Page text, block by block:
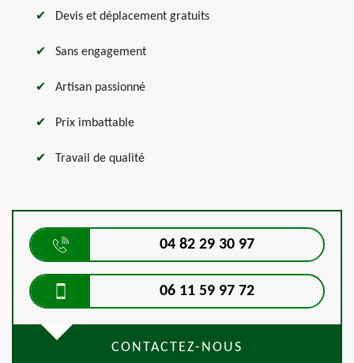
Devis et déplacement gratuits
Sans engagement
Artisan passionné
Prix imbattable
Travail de qualité
04 82 29 30 97
06 11 59 97 72
CONTACTEZ-NOUS